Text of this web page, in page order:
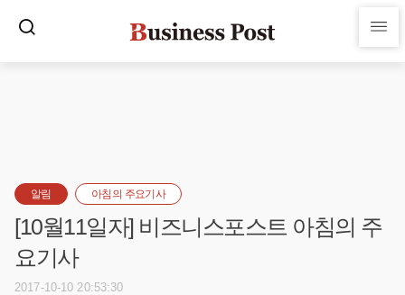
알림 아침의 주요기사
[10월11일자] 비즈니스포스트 아침의 주
요기사
2017-10-10 20:53:30